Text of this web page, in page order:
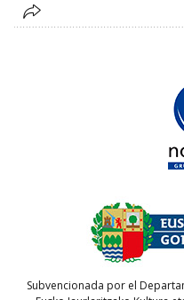
Subvencionada por el